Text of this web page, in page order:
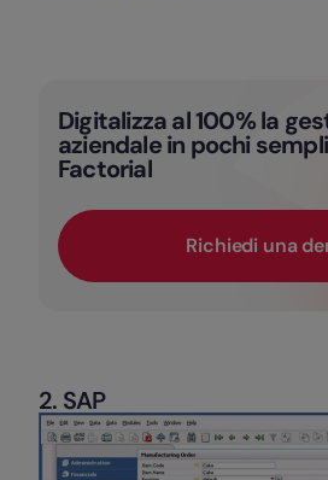
Digitalizza al 100% la
aziendale in pochi
Factorial
Richiedi una
2. SAP